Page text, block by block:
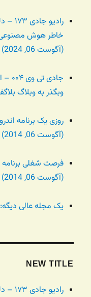
خاطر هوش مصنوعی
(آگوست 06, 2024)
وبگذر به وبلاگ بلاگفا -
روزی یک برنامه
(آگوست 06, 2014)
فرصت شغلی
(آگوست 06, 2014)
یک مجله عالی دیگه:
NEW TITLE